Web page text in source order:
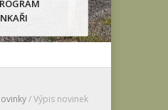
/ Výpis novinek